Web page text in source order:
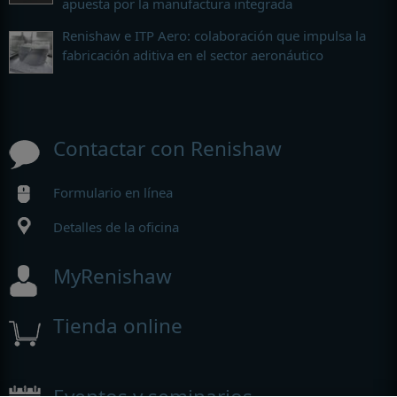
apuesta por la manufactura integrada
Renishaw e ITP Aero: colaboración que impulsa la
fabricación aditiva en el sector aeronáutico
Contactar con Renishaw
Formulario en línea
Detalles de la oficina
MyRenishaw
Tienda online